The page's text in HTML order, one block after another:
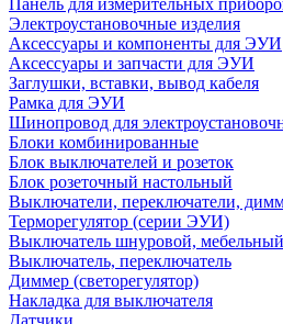
Панель для измерительных
Электроустановочные изделия
Аксессуары и компоненты для ЭУИ
Аксессуары и запчасти для ЭУИ
Заглушки, вставки, вывод кабеля
Рамка для ЭУИ
Шинопровод для
Блоки комбинированные
Блок выключателей и розеток
Блок розеточный настольный
Выключатели, переключатели,
Терморегулятор (серии ЭУИ)
Выключатель шнуровой, мебельный
Выключатель, переключатель
Диммер (светорегулятор)
Накладка для выключателя
Датчики